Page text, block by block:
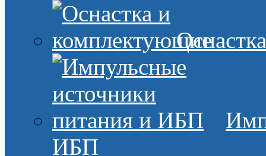
ИБП